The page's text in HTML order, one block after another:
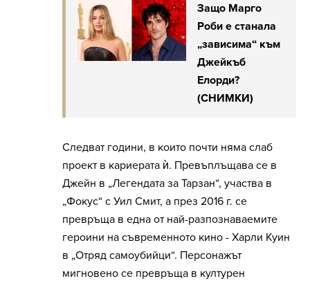
Защо Марго
Роби е станала
„зависима“ към
Джейкъб
Елорди?
(СНИМКИ)
Следват години, в които почти няма слаб
проект в кариерата ѝ. Превъплъщава се в
Джейн в „Легендата за Тарзан“, участва в
„Фокус“ с Уил Смит, а през 2016 г. се
превръща в една от най-разпознаваемите
героини на съвременното кино - Харли Куин
в „Отряд самоубийци“. Персонажът
мигновено се превръща в културен